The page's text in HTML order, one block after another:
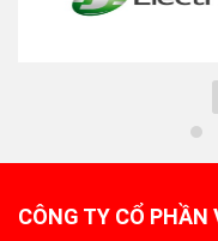
CÔNG TY CỔ PHẦN